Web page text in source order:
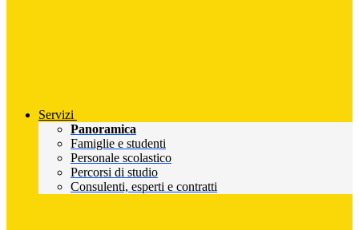
Servizi
Panoramica
Famiglie e studenti
Personale scolastico
Percorsi di studio
Consulenti, esperti e contratti